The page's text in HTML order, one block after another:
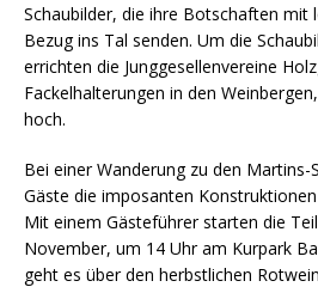
Schaubilder, die ihre Botschaften mit
Bezug ins Tal senden. Um die
errichten die Junggesellenvereine
Fackelhalterungen in den
hoch.
Bei einer Wanderung zu den Martins-
Gäste die imposanten
Mit einem Gästeführer starten die
November, um 14 Uhr am Kurpark
geht es über den herbstlichen